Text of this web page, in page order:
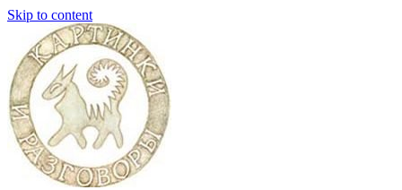
Skip to content